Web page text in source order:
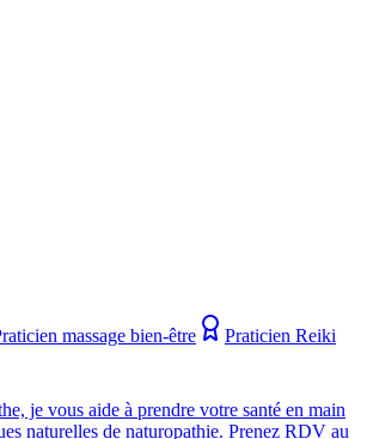
massage bien-être
Praticien Reiki
je vous aide à prendre votre santé en main
naturelles de naturopathie. Prenez RDV au